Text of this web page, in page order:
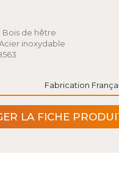
Bois de hêtre
inoxydable
Fabrication
LA FICHE